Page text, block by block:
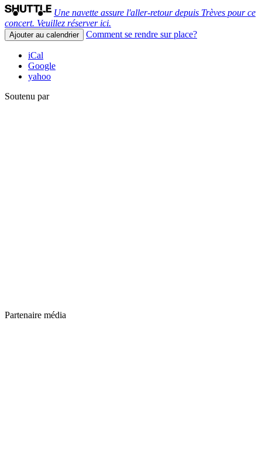
Une navette assure l'aller-retour depuis Trèves pour ce
concert. Veuillez réserver ici.
Ajouter au calendrier Comment se rendre sur place?
iCal
Google
yahoo
Soutenu par
Partenaire média